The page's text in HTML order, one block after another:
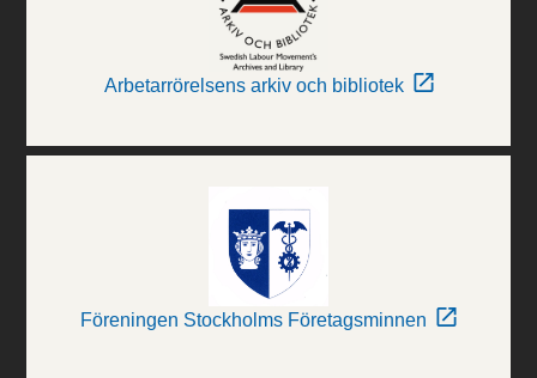
Arbetarrörelsens arkiv och bibliotek
Föreningen Stockholms Företagsminnen